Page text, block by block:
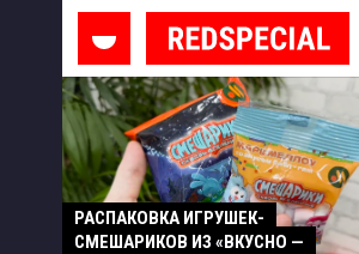
РАСПАКОВКА ИГРУШЕК-
СМЕШАРИКОВ ИЗ «ВКУСНО —